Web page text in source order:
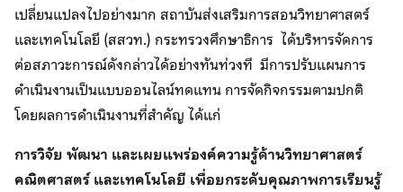
เปลี่ยนแปลงไปอย่างมาก สถาบันส่งเสริมการสอนวิทยาศาสตร์
และเทคโนโลยี (สสวท.) กระทรวงศึกษาธิการ ได้บริหารจัดการ
ต่อสภาวะการณ์ดังกล่าวได้อย่างทันท่วงที มีการปรับแผนการ
ดำเนินงานเป็นแบบออนไลน์ทดแทน การจัดกิจกรรมตามปกติ
โดยผลการดำเนินงานที่สำคัญ ได้แก่
การวิจัย พัฒนา และเผยแพร่องค์ความรู้ด้านวิทยาศาสตร์
คณิตศาสตร์ และเทคโนโลยี เพื่อยกระดับคุณภาพการเรียนรู้